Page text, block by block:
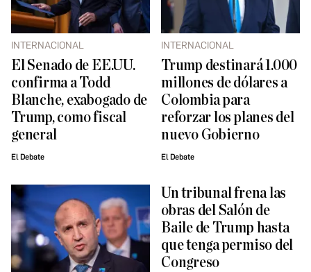
INTERNACIONAL
El Senado de EE.UU.
confirma a Todd
Blanche, exabogado de
Trump, como fiscal
general
El Debate
INTERNACIONAL
Trump destinará 1.000
millones de dólares a
Colombia para
reforzar los planes del
nuevo Gobierno
El Debate
Un tribunal frena las
obras del Salón de
Baile de Trump hasta
que tenga permiso del
Congreso